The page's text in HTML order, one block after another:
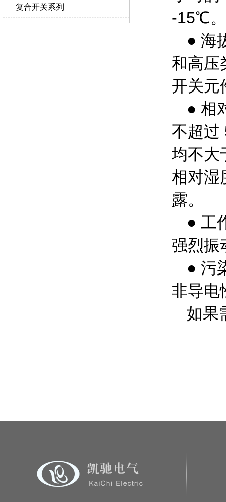
复合开关系列
-15℃。
● 海
和高压
开关元
● 相
不超过
均不大
相对湿
露。
● 工
强烈振
● 污
非导电
如果